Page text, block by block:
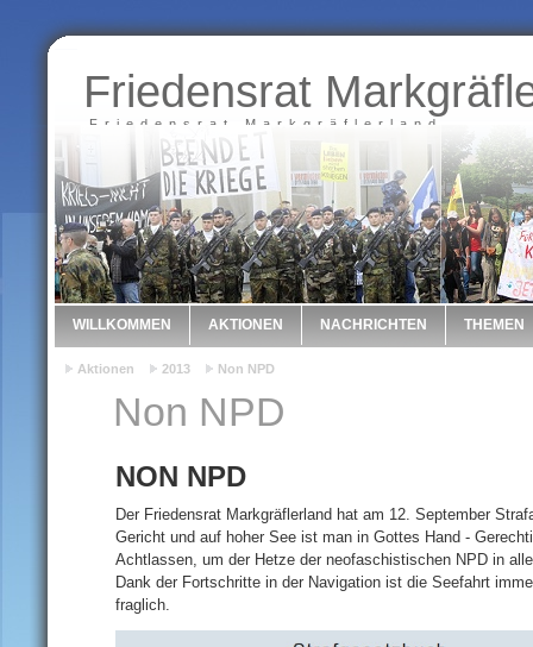
Friedensrat
Friedensrat Markgräflerland
WILLKOMMEN AKTIONEN NACHRICHTEN THEMEN
Aktionen 2013 Non NPD
Non NPD
NON NPD
Der Friedensrat Markgräflerland hat am 12. September
Gericht und auf hoher See ist man in Gottes Hand -
Achtlassen, um der Hetze der neofaschistischen NPD in
Dank der Fortschritte in der Navigation ist die Seefahrt
fraglich.